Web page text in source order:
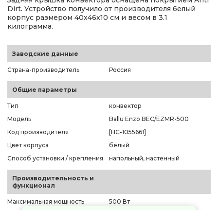
Dirt. Устройство получило от производителя белый
корпус размером 40x46x10 см и весом в 3.1
килограмма.
Заводские данные
Страна-производитель Россия
Общие параметры
Тип
конвектор
Модель
Ballu Enzo BEC/EZMR-500
Код производителя
[НС-1055661]
Цвет корпуса
белый
Способ установки / крепления
напольный, настенный
Производительность и
функционал
Максимальная мощность
500 Вт